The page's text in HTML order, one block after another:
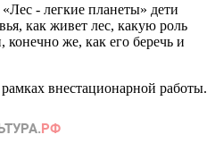
- легкие планеты» дети
как живет лес, какую роль
же, как его беречь и
внестационарной работы.